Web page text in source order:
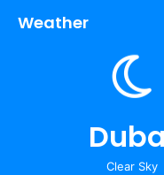
Weather
Clear Sky